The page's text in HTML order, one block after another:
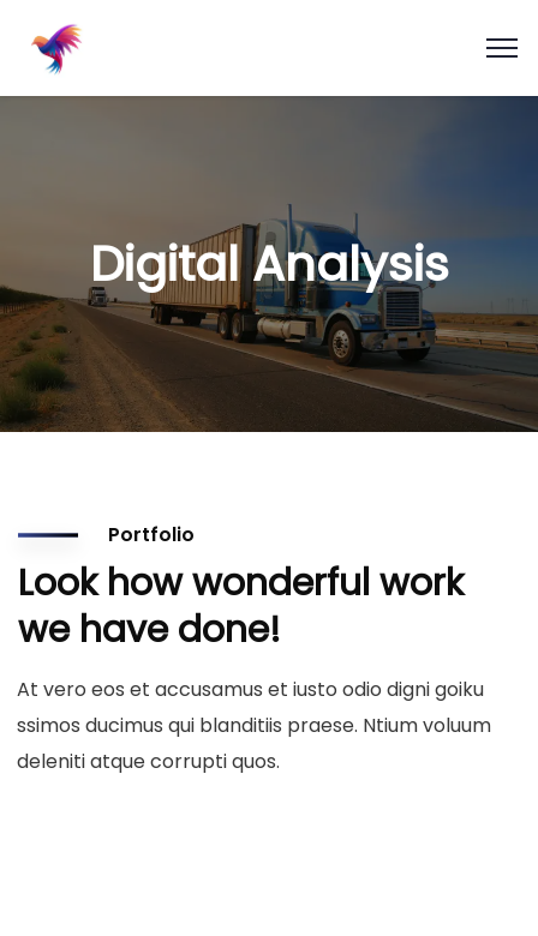
Digital Analysis
Portfolio
Look how wonderful work
we have done!
At vero eos et accusamus et iusto odio digni goiku
ssimos ducimus qui blanditiis praese. Ntium voluum
deleniti atque corrupti quos.